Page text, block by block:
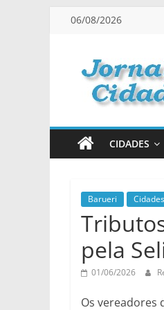
Pular
conteúdo
06/08/2026
Jornal
Mais
Informação
na
Medida
Certa!
CIDADES
Barueri Cidades
pela
01/06/2026
Os vereadores